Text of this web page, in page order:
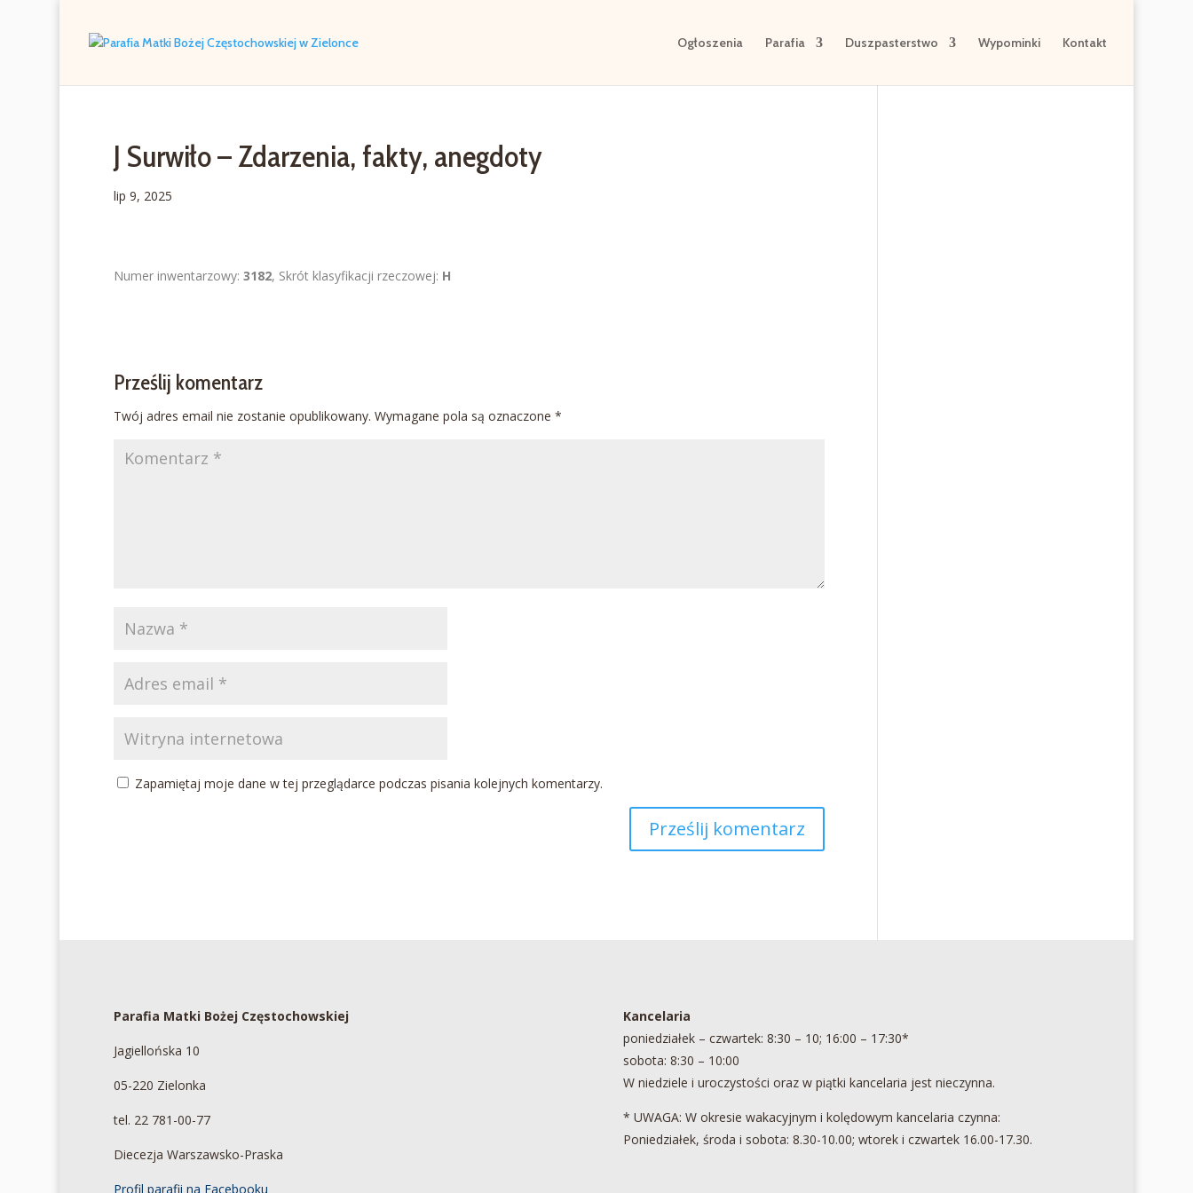
Ogłoszenia Parafia Duszpasterstwo Wypominki Kontakt
J Surwiło – Zdarzenia, fakty, anegdoty
lip 9, 2025
Numer inwentarzowy: 3182, Skrót klasyfikacji rzeczowej: H
Prześlij komentarz
Twój adres email nie zostanie opublikowany. Wymagane pola są oznaczone *
Zapamiętaj moje dane w tej przeglądarce podczas pisania kolejnych komentarzy.
Parafia Matki Bożej Częstochowskiej
Jagiellońska 10
05-220 Zielonka
tel. 22 781-00-77
Diecezja Warszawsko-Praska
Profil parafii na Facebooku
Kancelaria
poniedziałek – czwartek: 8:30 – 10; 16:00 – 17:30*
sobota: 8:30 – 10:00
W niedziele i uroczystości oraz w piątki kancelaria jest nieczynna.
* UWAGA: W okresie wakacyjnym i kolędowym kancelaria czynna:
Poniedziałek, środa i sobota: 8.30-10.00; wtorek i czwartek 16.00-17.30.